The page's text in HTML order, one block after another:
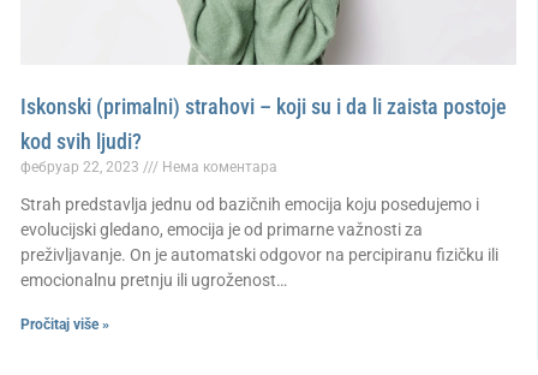
Iskonski (primalni) strahovi – koji su i da li zaista postoje
kod svih ljudi?
фебруар 22, 2023 Нема коментара
Strah predstavlja jednu od bazičnih emocija koju posedujemo i
evolucijski gledano, emocija je od primarne važnosti za
preživljavanje. On je automatski odgovor na percipiranu fizičku ili
emocionalnu pretnju ili ugroženost…
Pročitaj više »